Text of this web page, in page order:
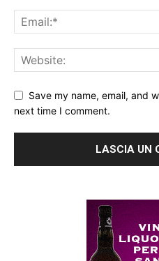
Save my name, email, and
next time I comment.